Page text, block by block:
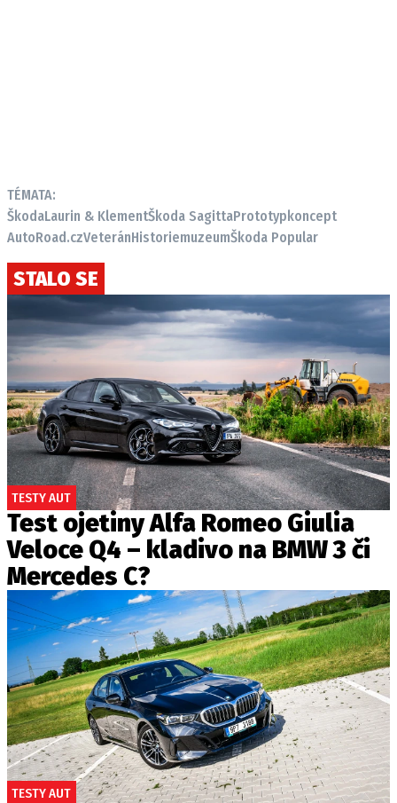
TÉMATA:
ŠkodaLaurin & KlementŠkoda SagittaPrototypkoncept
AutoRoad.czVeteránHistoriemuzeumŠkoda Popular
STALO SE
TESTY AUT
Test ojetiny Alfa Romeo Giulia
Veloce Q4 – kladivo na BMW 3 či
Mercedes C?
TESTY AUT